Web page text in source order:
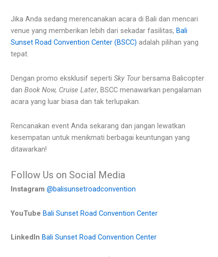
Jika Anda sedang merencanakan acara di Bali dan mencari
venue yang memberikan lebih dari sekadar fasilitas, Bali
Sunset Road Convention Center (BSCC) adalah pilihan yang
tepat.
Dengan promo eksklusif sepertiSky Tour bersama Balicopter
danBook Now, Cruise Later, BSCC menawarkan pengalaman
acara yang luar biasa dan tak terlupakan.
Rencanakan event Anda sekarang dan jangan lewatkan
kesempatan untuk menikmati berbagai keuntungan yang
ditawarkan!
Follow Us on Social Media
Instagram @balisunsetroadconvention
YouTube Bali Sunset Road Convention Center
LinkedIn Bali Sunset Road Convention Center